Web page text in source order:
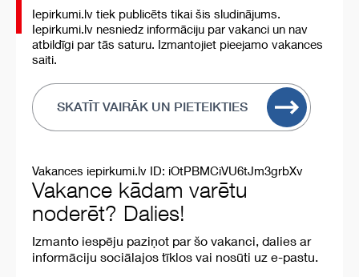
Iepirkumi.lv tiek publicēts tikai šis sludinājums.
Iepirkumi.lv nesniedz informāciju par vakanci un nav
atbildīgi par tās saturu. Izmantojiet pieejamo vakances
saiti.
SKATĪT VAIRĀK UN PIETEIKTIES
Vakances iepirkumi.lv ID: iOtPBMCiVU6tJm3grbXv
Vakance kādam varētu
noderēt? Dalies!
Izmanto iespēju paziņot par šo vakanci, dalies ar
informāciju sociālajos tīklos vai nosūti uz e-pastu.